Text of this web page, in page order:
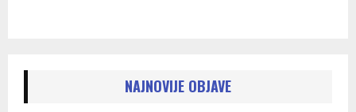
NAJNOVIJE OBJAVE